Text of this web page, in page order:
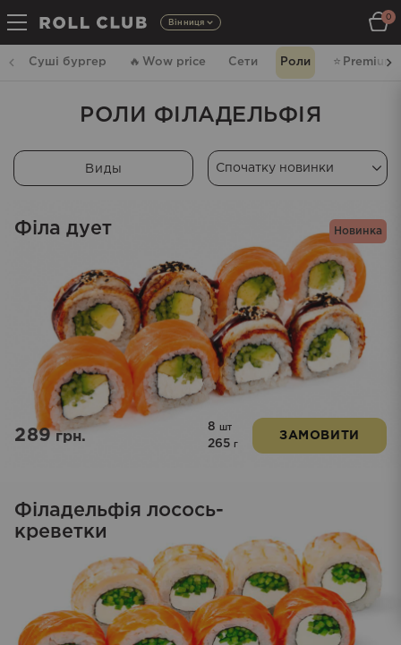
Вінниця
0
Суші бургер 🔥 Wow price Сети Роли ⭐️ Premium
РОЛИ ФІЛАДЕЛЬФІЯ
Виды
Новинка
Філа дует
289грн.
8 шт
265 г
ЗАМОВИТИ
Філадельфія лосось-
креветки